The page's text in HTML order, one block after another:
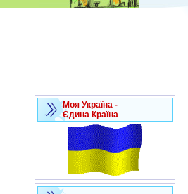
Моя Україна -
Єдина Країна